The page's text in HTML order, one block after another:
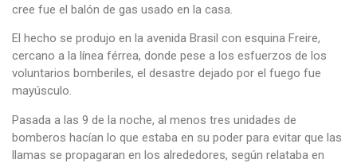
cree fue el balón de gas usado en la casa.
El hecho se produjo en la avenida Brasil con esquina Freire,
cercano a la línea férrea, donde pese a los esfuerzos de los
voluntarios bomberiles, el desastre dejado por el fuego fue
mayúsculo.
Pasada a las 9 de la noche, al menos tres unidades de
bomberos hacían lo que estaba en su poder para evitar que las
llamas se propagaran en los alrededores, según relataba en